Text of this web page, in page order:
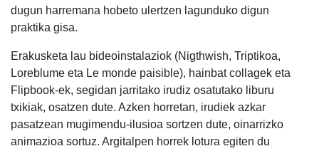
dugun harremana hobeto ulertzen lagunduko digun
praktika gisa.
Erakusketa lau bideoinstalaziok (Nigthwish, Triptikoa,
Loreblume eta Le monde paisible), hainbat collagek eta
Flipbook-ek, segidan jarritako irudiz osatutako liburu
txikiak, osatzen dute. Azken horretan, irudiek azkar
pasatzean mugimendu-ilusioa sortzen dute, oinarrizko
animazioa sortuz. Argitalpen horrek lotura egiten du